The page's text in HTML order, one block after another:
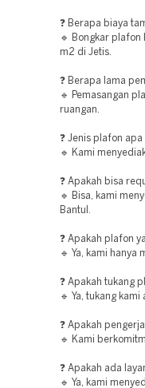
❓ Berapa biaya
🔹 Bongkar
m2 di Jetis.
❓ Berapa lama
🔹 Pemasangan
ruangan.
❓ Jenis plafon
🔹 Kami
❓ Apakah bisa
🔹 Bisa, kami
Bantul.
❓ Apakah plafon
🔹 Ya, kami
❓ Apakah tukang
🔹 Ya, tukang
❓ Apakah
🔹 Kami
❓ Apakah ada
🔹 Ya, kami